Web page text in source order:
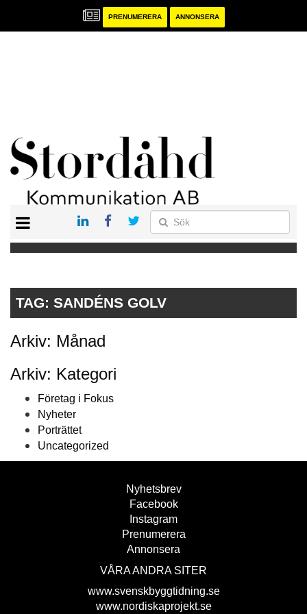
PRENUMERERA ANNONSERA
PUBLIKATIONER
TAG: SANDÉNS GOLV
Arkiv: Månad
Arkiv: Kategori
Företag i Fokus
Nyheter
Porträttet
Uncategorized
Nyhetsbrev
Facebook
Instagram
Prenumerera
Annonsera
VÅRA ANDRA SITER
www.svenskbyggtidning.se
www.nordiskaprojekt.se